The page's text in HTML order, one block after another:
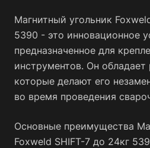
Магнитный угольник
5390 - это инновационное
предназначенное для
инструментов. Он
которые делают его
во время проведения
Основные преимущества
Foxweld SHIFT-7 до 24кг